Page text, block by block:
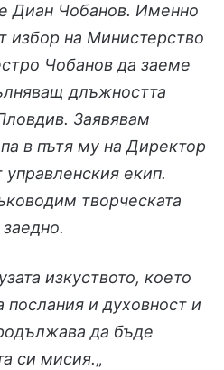
Диан Чобанов. Именно
избор на Министерство
Чобанов да заеме
длъжността
Заявявам
в пътя му на Директор
управленския екип.
творческата
изкуството, което
послания и духовност и
да бъде
си мисия.„